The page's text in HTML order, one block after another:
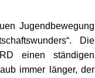
Jugendbewegung
Die
einen ständigen
immer länger, der